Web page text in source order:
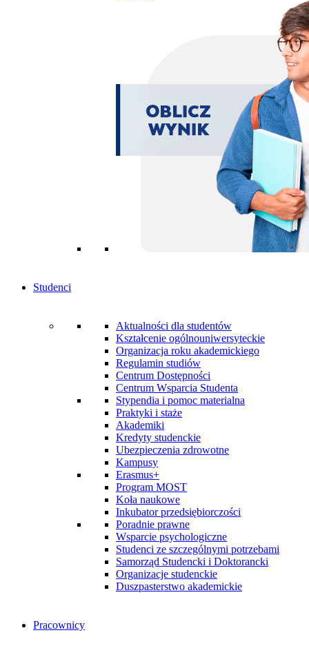
Studenci
Aktualności dla studentów
Kształcenie ogólnouniwersyteckie
Organizacja roku akademickiego
Regulamin studiów
Centrum Dostępności
Centrum Wsparcia Studenta
Stypendia i pomoc materialna
Praktyki i staże
Akademiki
Kredyty studenckie
Ubezpieczenia zdrowotne
Kampusy
Erasmus+
Program MOST
Koła naukowe
Inkubator przedsiębiorczości
Poradnie prawne
Wsparcie psychologiczne
Studenci ze szczególnymi potrzebami
Samorząd Studencki i Doktorancki
Organizacje studenckie
Duszpasterstwo akademickie
Pracownicy